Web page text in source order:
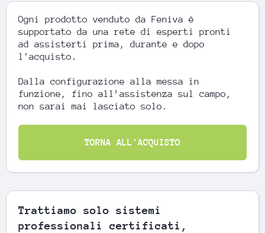
Ogni prodotto venduto da Feniva è
supportato da una rete di esperti pronti
ad assisterti prima, durante e dopo
l'acquisto.
Dalla configurazione alla messa in
funzione, fino all’assistenza sul campo,
non sarai mai lasciato solo.
TORNA ALL'ACQUISTO
Trattiamo solo sistemi
professionali certificati,